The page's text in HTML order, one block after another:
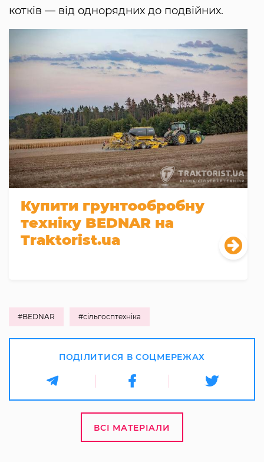
котків — від однорядних до подвійних.
Купити грунтообробну
техніку BEDNAR на
Traktorist.ua
#BEDNAR #сільгосптехніка
ПОДІЛИТИСЯ В СОЦМЕРЕЖАХ
ВСІ МАТЕРІАЛИ